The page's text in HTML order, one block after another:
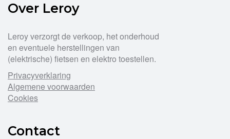
Over Leroy
Leroy verzorgt de verkoop, het onderhoud
en eventuele herstellingen van
(elektrische) fietsen en elektro toestellen.
Privacyverklaring
Algemene voorwaarden
Cookies
Contact